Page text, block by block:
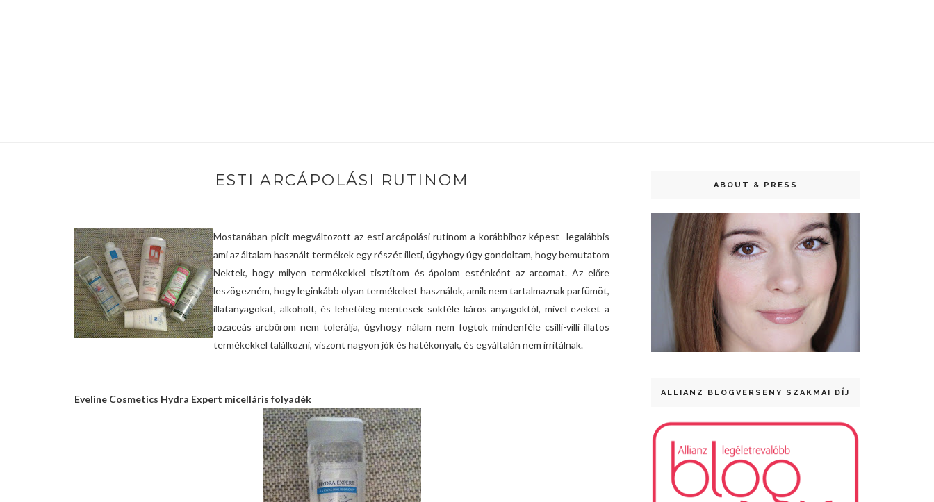
ESTI ARCÁPOLÁSI RUTINOM
Mostanában picit megváltozott az esti arcápolási rutinom a korábbihoz képest- legalábbis
ami az általam használt termékek egy részét illeti, úgyhogy úgy gondoltam, hogy bemutatom
Nektek, hogy milyen termékekkel tisztítom és ápolom esténként az arcomat. Az előre
leszögezném, hogy leginkább olyan termékeket használok, amik nem tartalmaznak parfümöt,
illatanyagokat, alkoholt, és lehetőleg mentesek sokféle káros anyagoktól, mivel ezeket a
rozaceás arcbőröm nem tolerálja, úgyhogy nálam nem fogtok mindenféle csilli-villi illatos
termékekkel találkozni, viszont nagyon jók és hatékonyak, és egyáltalán nem irritálnak.
Eveline Cosmetics Hydra Expert micelláris folyadék
ABOUT & PRESS
ALLIANZ BLOGVERSENY SZAKMAI DÍJ